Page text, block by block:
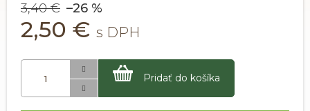
3,40 € –26 %
2,50 €
Pridať do košíka